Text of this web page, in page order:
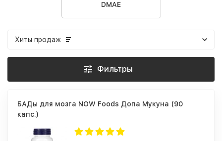
DMAE
Хиты продаж
Фильтры
БАДы для мозга NOW Foods Допа Мукуна (90
капс.)